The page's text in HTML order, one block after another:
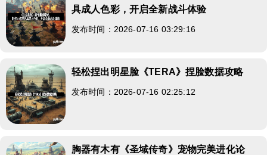
具成人色彩，开启全新战斗体验
发布时间：2026-07-16 03:29:16
轻松捏出明星脸《TERA》捏脸数据攻略
发布时间：2026-07-16 02:25:12
胸器有木有《圣域传奇》宠物完美进化论